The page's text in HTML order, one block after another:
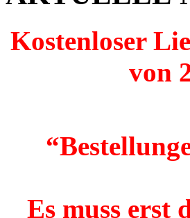
Kostenloser
von
Es muss erst